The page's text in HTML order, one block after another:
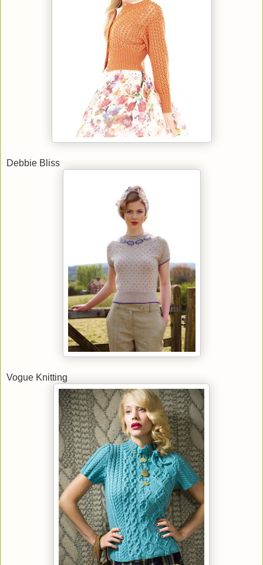
Debbie Bliss
Vogue Knitting